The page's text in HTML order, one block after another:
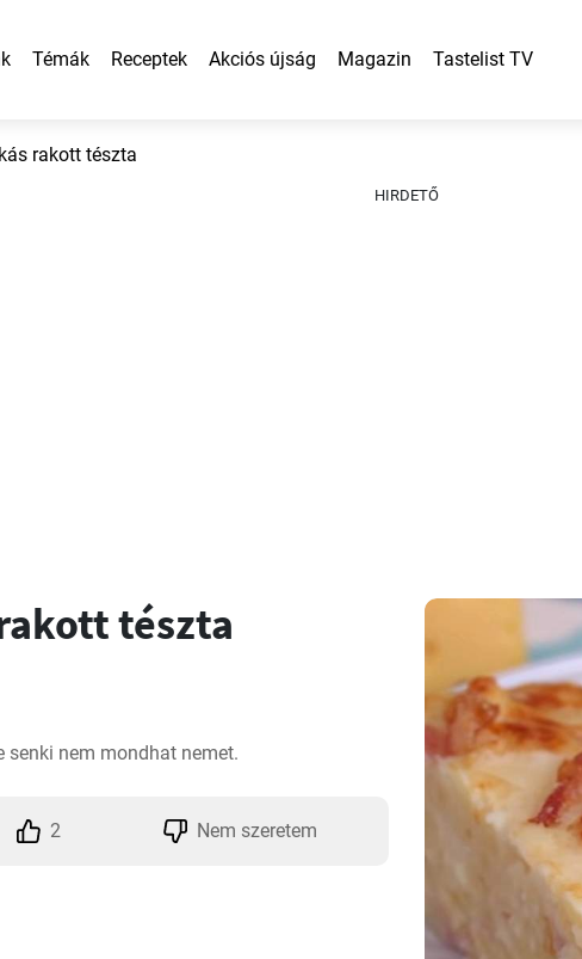
Témák Receptek Akciós újság Magazin Tastelist TV
rakott tészta
HIRDETŐ
tészta
senki nem mondhat nemet.
2 Nem szeretem